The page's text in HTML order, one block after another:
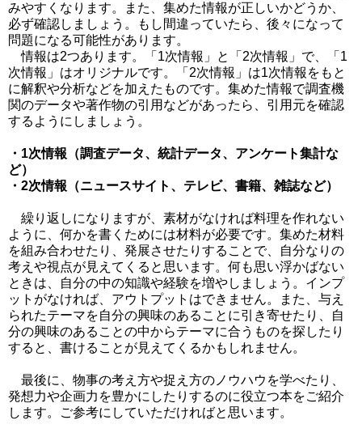
みやすくなります。また、集めた情報が正しいかどうか、
必ず確認しましょう。もし間違っていたら、後々になって
問題になる可能性があります。
情報は2つあります。「1次情報」と「2次情報」で、「1
次情報」はオリジナルです。「2次情報」は1次情報をもと
に解釈や分析などを加えたものです。集めた情報で調査機
関のデータや著作物の引用などがあったら、引用元を確認
するようにしましょう。
・1次情報（調査データ、統計データ、アンケート集計な
ど）
・2次情報（ニュースサイト、テレビ、書籍、雑誌など）
繰り返しになりますが、素材がなければ料理を作れない
ように、何かを書くためには材料が必要です。集めた材料
を組み合わせたり、発展させたりすることで、自分なりの
考えや視点が見えてくると思います。何も思い浮かばない
ときは、自分の中の知識や経験を増やしましょう。インプ
ットがなければ、アウトプットはできません。また、与え
られたテーマを自分の興味のあることに引き寄せたり、自
分の興味のあることの中からテーマに合うものを探したり
すると、書けることが見えてくるかもしれません。
最後に、物事の考え方や捉え方のノウハウを学べたり、
発想力や企画力を豊かにしたりするのに役立つ本をご紹介
します。ご参考にしていただければと思います。